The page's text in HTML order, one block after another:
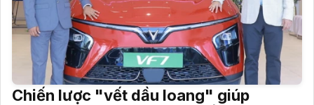
Chiến lược "vết dầu loang" giúp